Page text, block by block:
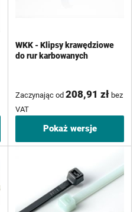
WKK - Klipsy krawędziowe
do rur karbowanych
Zaczynając od 208,91 zł bez
VAT
Pokaż wersje